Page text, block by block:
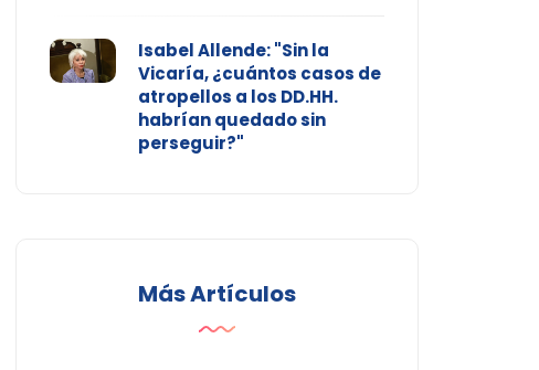
Isabel Allende: "Sin la
Vicaría, ¿cuántos casos de
atropellos a los DD.HH.
habrían quedado sin
perseguir?"
Más Artículos